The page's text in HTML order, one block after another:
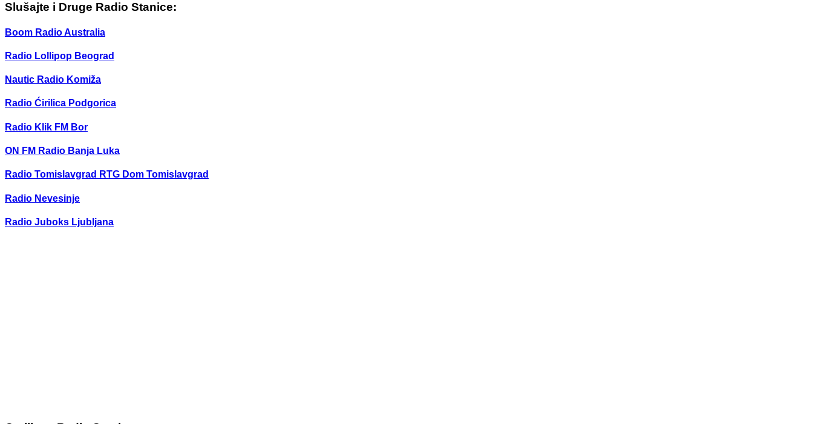
Slušajte i Druge Radio Stanice:
Boom Radio Australia
Radio Lollipop Beograd
Nautic Radio Komiža
Radio Ćirilica Podgorica
Radio Klik FM Bor
ON FM Radio Banja Luka
Radio Tomislavgrad RTG Dom Tomislavgrad
Radio Nevesinje
Radio Juboks Ljubljana